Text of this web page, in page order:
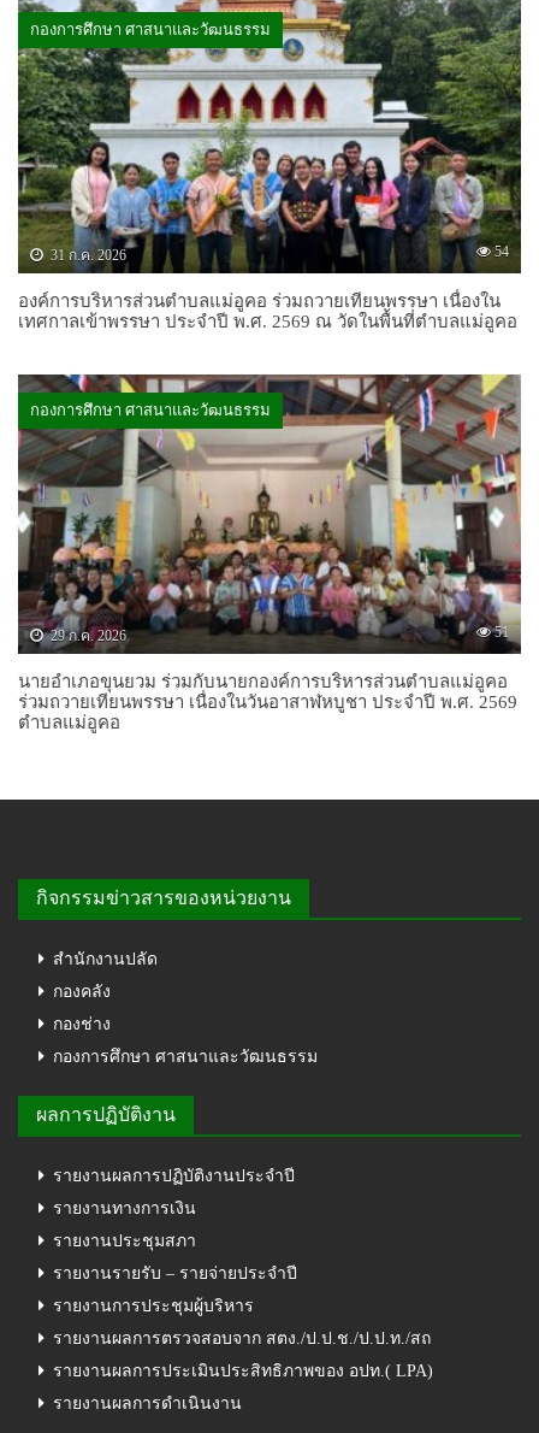
กองการศึกษา ศาสนาและวัฒนธรรม
31 ก.ค. 2026 54
องค์การบริหารส่วนตำบลแม่อูคอ ร่วมถวายเทียนพรรษา เนื่องใน
เทศกาลเข้าพรรษา ประจำปี พ.ศ. 2569 ณ วัดในพื้นที่ตำบลแม่อูคอ
กองการศึกษา ศาสนาและวัฒนธรรม
29 ก.ค. 2026 51
นายอำเภอขุนยวม ร่วมกับนายกองค์การบริหารส่วนตำบลแม่อูคอ
ร่วมถวายเทียนพรรษา เนื่องในวันอาสาฬหบูชา ประจำปี พ.ศ. 2569
ตำบลแม่อูคอ
กิจกรรมข่าวสารของหน่วยงาน
สำนักงานปลัด
กองคลัง
กองช่าง
กองการศึกษา ศาสนาและวัฒนธรรม
ผลการปฏิบัติงาน
รายงานผลการปฏิบัติงานประจำปี
รายงานทางการเงิน
รายงานประชุมสภา
รายงานรายรับ – รายจ่ายประจำปี
รายงานการประชุมผู้บริหาร
รายงานผลการตรวจสอบจาก สตง./ป.ป.ช./ป.ป.ท./สถ
รายงานผลการประเมินประสิทธิภาพของ อปท.( LPA)
รายงานผลการดำเนินงาน